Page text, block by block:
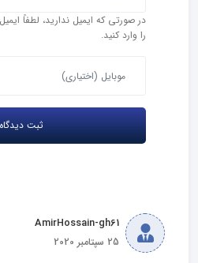
را وارد کنید.
AmirHossain-gh61
25 سپتامبر 2020